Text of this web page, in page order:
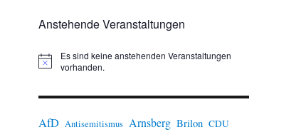
Anstehende Veranstaltungen
H
w
Es sind keine anstehenden Veranstaltungen
vorhanden.
AfD Antisemitismus Arnsberg Brilon CDU